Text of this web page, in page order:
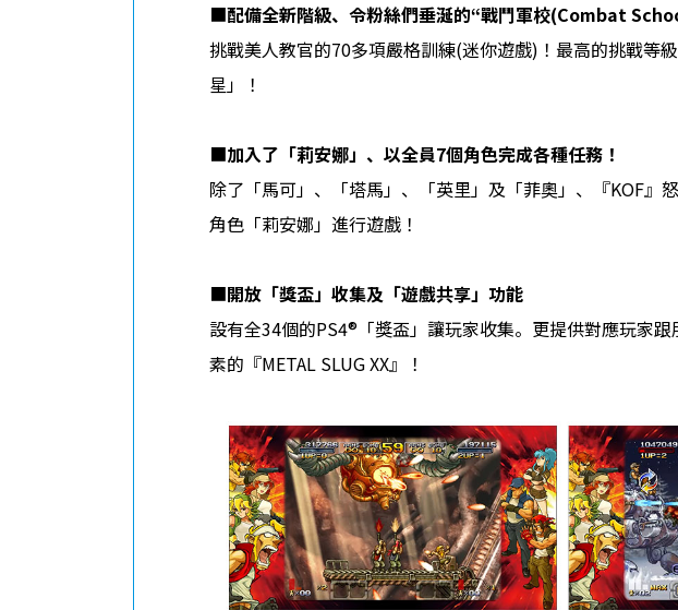
■配備全新階級、令粉絲們垂涎的“戰鬥軍校(Combat
挑戰美人教官的70多項嚴格訓練(迷你遊戲)！最高的挑戰等
星」！
■加入了「莉安娜」、以全員7個角色完成各種任務！
除了「馬可」、「塔馬」、「英里」及「菲奧」、『KOF』
角色「莉安娜」進行遊戲！
■開放「獎盃」收集及「遊戲共享」功能
設有全34個的PS4®「獎盃」讓玩家收集。更提供對應玩家
素的『METAL SLUG XX』！